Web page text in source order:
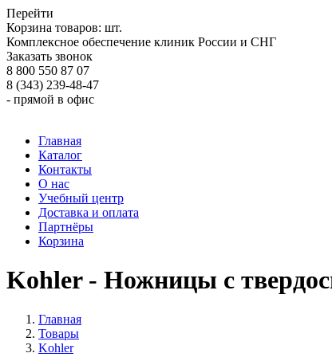
Перейти
Корзина товаров: шт.
Комплексное обеспечение клиник России и СНГ
Заказать звонок
8 800 550 87 07
8 (343) 239-48-47
- прямой в офис
Главная
Каталог
Контакты
О нас
Учебный центр
Доставка и оплата
Партнёры
Корзина
Kohler - Ножницы c
Главная
Товары
Kohler